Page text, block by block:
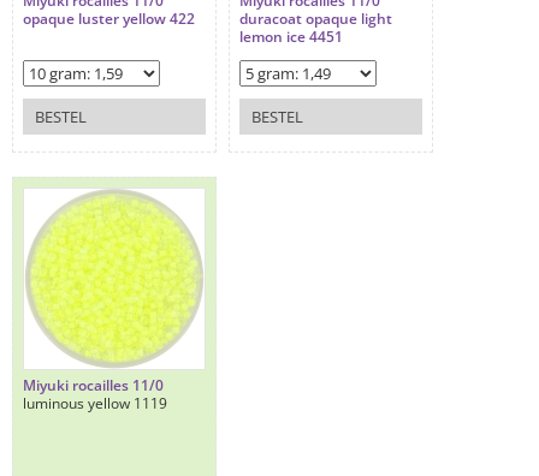
opaque luster yellow 422
BESTEL
duracoat opaque light
lemon ice 4451
BESTEL
Miyuki rocailles 11/0
luminous yellow 1119